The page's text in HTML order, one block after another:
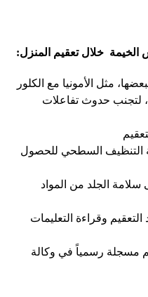
خلال تعقيم المنزل:
مثل الأمونيا مع الكلور
لتجنب حدوث تفاعلات
التنظيف السطحي للحصول
سلامة الجلد من المواد
التعقيم وقراءة التعليمات
مسجلة رسمياً في وكالة